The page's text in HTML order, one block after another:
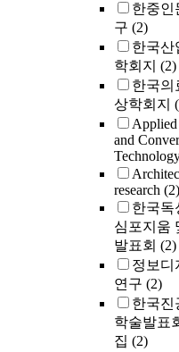
한중인
구 (2)
한국산
학회지 (2)
한국의
상학회지
Applied
and
research (2)
한국독
심포지움
발표회 (2)
정보디
연구 (2)
한국진
학술발표
집 (2)